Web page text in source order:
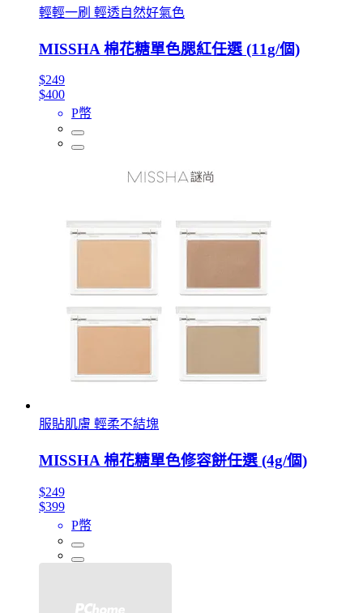
輕輕一刷 輕透自然好氣色
MISSHA 棉花糖單色腮紅任選 (11g/個)
$249
$400
P幣
服貼肌膚 輕柔不結塊
MISSHA 棉花糖單色修容餅任選 (4g/個)
$249
$399
P幣